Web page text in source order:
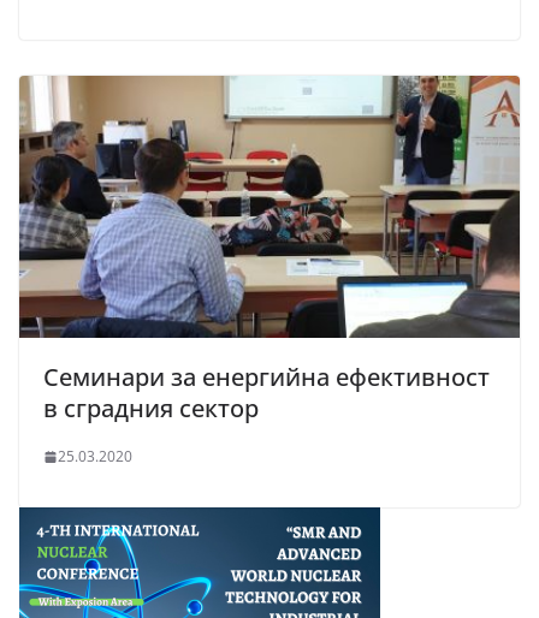
Семинари за енергийна ефективност
в сградния сектор
25.03.2020